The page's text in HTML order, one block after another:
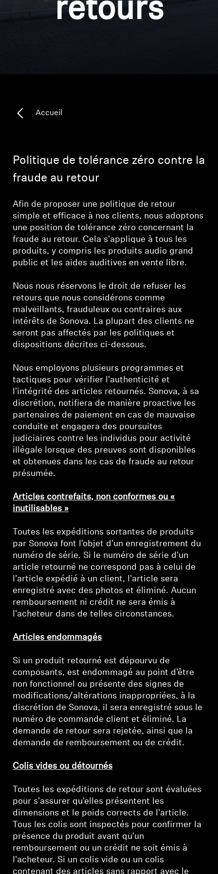
Pièces et accessoires
Casques TV Hearing
Pièces et accessoires Hearing d'origine
Barres de son et caissons de basses AMBEO
Découvrez AMBEO
Découvrir
À propos de nous
Innovations
Sound Space
Support
Professionnel
retours
Accueil
Politique de tolérance zéro contre la
fraude au retour
Afin de proposer une politique de retour
simple et efficace à nos clients, nous adoptons
une position de tolérance zéro concernant la
fraude au retour. Cela s'applique à tous les
produits, y compris les produits audio grand
public et les aides auditives en vente libre.
Nous nous réservons le droit de refuser les
retours que nous considérons comme
malveillants, frauduleux ou contraires aux
intérêts de Sonova. La plupart des clients ne
seront pas affectés par les politiques et
dispositions décrites ci-dessous.
Nous employons plusieurs programmes et
tactiques pour vérifier l'authenticité et
l'intégrité des articles retournés. Sonova, à sa
discrétion, notifiera de manière proactive les
partenaires de paiement en cas de mauvaise
conduite et engagera des poursuites
judiciaires contre les individus pour activité
illégale lorsque des preuves sont disponibles
et obtenues dans les cas de fraude au retour
présumée.
Articles contrefaits, non conformes ou «
inutilisables »
Toutes les expéditions sortantes de produits
par Sonova font l'objet d'un enregistrement du
numéro de série. Si le numéro de série d'un
article retourné ne correspond pas à celui de
l'article expédié à un client, l'article sera
enregistré avec des photos et éliminé. Aucun
remboursement ni crédit ne sera émis à
l'acheteur dans de telles circonstances.
Articles endommagés
Si un produit retourné est dépourvu de
composants, est endommagé au point d'être
non fonctionnel ou présente des signes de
modifications/altérations inappropriées, à la
discrétion de Sonova, il sera enregistré sous le
numéro de commande client et éliminé. La
demande de retour sera rejetée, ainsi que la
demande de remboursement ou de crédit.
Colis vides ou détournés
Toutes les expéditions de retour sont évaluées
pour s'assurer qu'elles présentent les
dimensions et le poids corrects de l'article.
Tous les colis sont inspectés pour confirmer la
présence du produit avant qu'un
remboursement ou un crédit ne soit émis à
l'acheteur. Si un colis vide ou un colis
contenant des articles sans rapport avec le